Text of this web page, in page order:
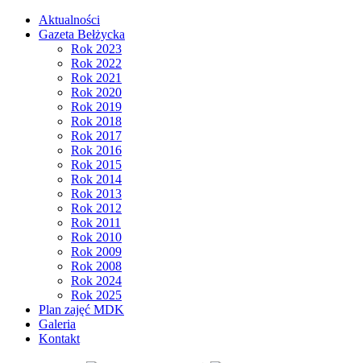
Aktualności
Gazeta Bełżycka
Rok 2023
Rok 2022
Rok 2021
Rok 2020
Rok 2019
Rok 2018
Rok 2017
Rok 2016
Rok 2015
Rok 2014
Rok 2013
Rok 2012
Rok 2011
Rok 2010
Rok 2009
Rok 2008
Rok 2024
Rok 2025
Plan zajęć MDK
Galeria
Kontakt